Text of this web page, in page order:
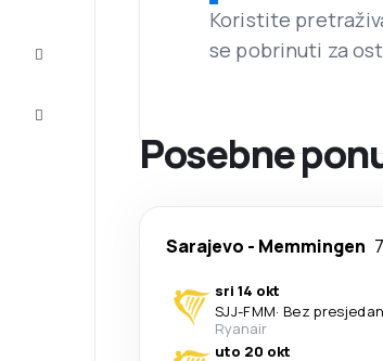
Koristite
se pobrinuti za
Posebne
Sarajevo - Memmingen
sri 14 okt
SJJ-FMM· Bez
Ryanair
uto 20 okt